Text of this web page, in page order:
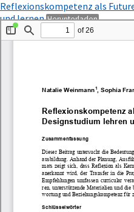
Zu
Artikeldetails
zurückkehren
Reflexionskompetenz als
und lernenHerunterladenPDF